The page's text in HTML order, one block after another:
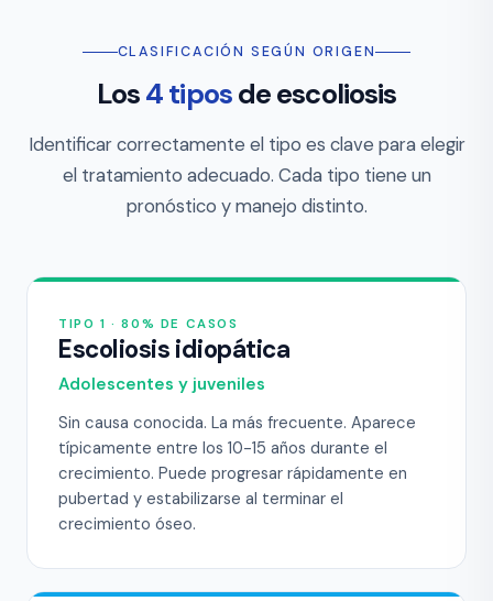
CLASIFICACIÓN SEGÚN ORIGEN
Los4 tiposde escoliosis
Identificar correctamente el tipo es clave para elegir
el tratamiento adecuado. Cada tipo tiene un
pronóstico y manejo distinto.
TIPO 1 · 80% DE CASOS
Escoliosis idiopática
Adolescentes y juveniles
Sin causa conocida. La más frecuente. Aparece
típicamente entre los 10-15 años durante el
crecimiento. Puede progresar rápidamente en
pubertad y estabilizarse al terminar el
crecimiento óseo.